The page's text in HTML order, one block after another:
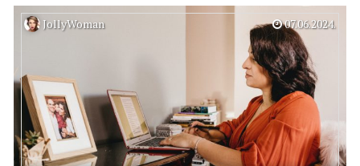
JollyWoman 07.06.2024.